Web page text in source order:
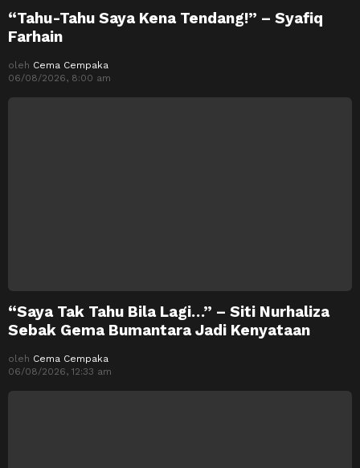
“Tahu-Tahu Saya Kena Tendang!” – Syafiq
Farhain
oleh Cema Cempaka
06/08/2026, 8:00 am
“Saya Tak Tahu Bila Lagi…” – Siti Nurhaliza
Sebak Gema Bumantara Jadi Kenyataan
oleh Cema Cempaka
06/08/2026, 12:33 am